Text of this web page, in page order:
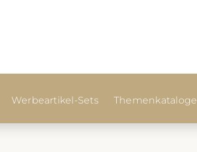
Werbeartikel-Sets Themenkataloge